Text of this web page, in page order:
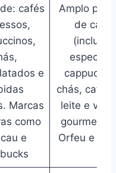
cafés
e
Marcas
como
e
Amplo
de cafés
chás, cafés
leite e
gourmet
Orfeu e